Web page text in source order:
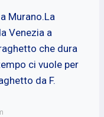
Murano.La
Venezia a
che dura
ci vuole per
da F.